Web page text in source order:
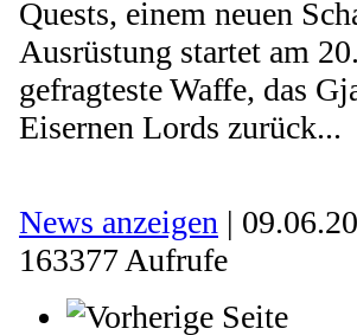
Quests, einem neuen
Ausrüstung startet am
gefragteste Waffe, das
Eisernen Lords zurück...
News anzeigen |
163377 Aufrufe